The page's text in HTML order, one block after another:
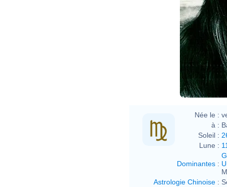
Née le :
à :
Soleil :
Lune :
Dominantes :
Astrologie Chinoise :